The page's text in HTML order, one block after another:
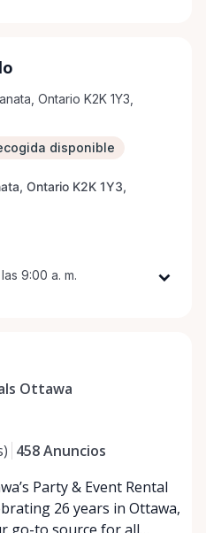
Ontario K2K 1Y3,
disponible
9:00 a. m.
9:00 a. m. - 5:00 p. m.
Ottawa
) 458Anuncios
Party & Event Rental